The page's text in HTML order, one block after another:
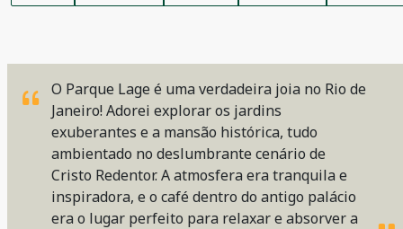
O Parque Lage é uma verdadeira joia no Rio de
Janeiro! Adorei explorar os jardins
exuberantes e a mansão histórica, tudo
ambientado no deslumbrante cenário de
Cristo Redentor. A atmosfera era tranquila e
inspiradora, e o café dentro do antigo palácio
era o lugar perfeito para relaxar e absorver a